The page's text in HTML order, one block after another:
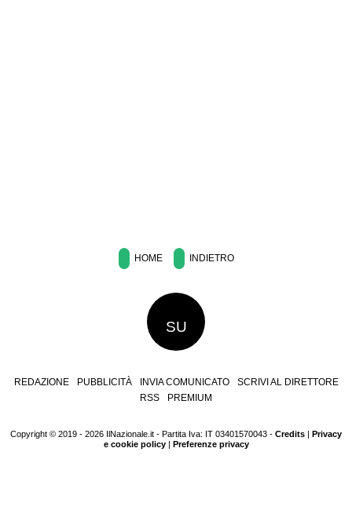
HOME INDIETRO
SU
REDAZIONE PUBBLICITÀ INVIA COMUNICATO
SCRIVI AL DIRETTORE
RSS
PREMIUM
Copyright © 2019 - 2026 IlNazionale.it - Partita Iva: IT 03401570043 - Credits
Privacy
e cookie policy| Preferenze privacy